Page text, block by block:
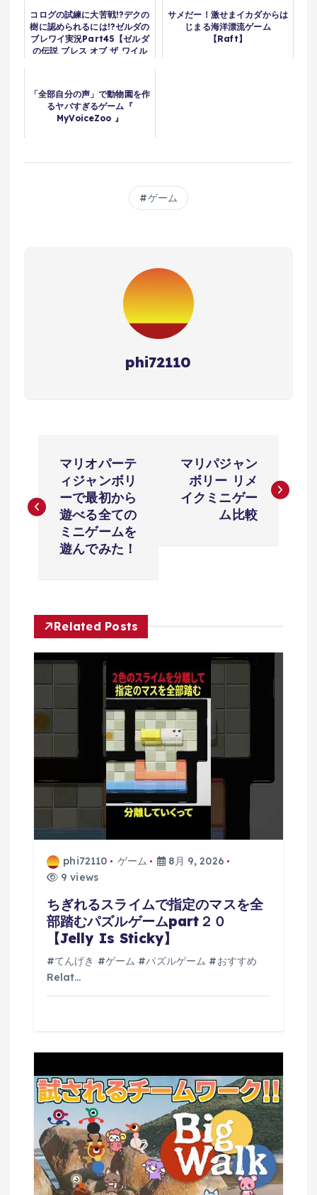
コログの試練に大苦戦!?デクの
樹に認められるには!?ゼルダの
ブレワイ実況Part45【ゼルダ
の伝説 ブレス オブ ザ ワイル
サメだー！激せまイカダからは
じまる海洋漂流ゲーム
【Raft】
「全部自分の声」で動物園を作
るヤバすぎるゲーム『
MyVoiceZoo 』
ゲーム
phi72110
ナ
ー
シ
ョ
ン
マリオパーテ
ィジャンボリ
ーで最初から
遊べる全ての
ミニゲームを
遊んでみた！
マリパジャン
ボリー リメ
イクミニゲー
ム比較
Related Posts
phi72110 ゲーム
8月 9, 2026
9 views
ちぎれるスライムで指定のマスを全
部踏むパズルゲームpart２０
【Jelly Is Sticky】
#てんげき #ゲーム #パズルゲーム #おすすめ
Relat…